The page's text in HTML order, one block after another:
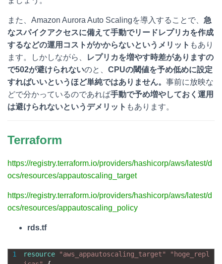
また、Amazon Aurora Auto Scalingを導入することで、 急
なスパイクアクセスに備えて手動でリードレプリカを作成
するなどの運用コストがかからないというメリット もあり
ます。しかしながら、
レプリカを増やす時差がありますの
で502が避けられないのと、 CPUの閾値を予め低めに設定
すればいいというほど単純ではありません。 事前に放映な
どで分かっているのであれば手動で予め増やしておく運用
は避けられないというデメリット もあります。
Terraform
https://registry.terraform.io/providers/hashicorp/aws/latest/d
ocs/resources/appautoscaling_target
https://registry.terraform.io/providers/hashicorp/aws/latest/d
ocs/resources/appautoscaling_policy
rds.tf
1 resource "aws_appautoscaling_target"
"hoge_repl